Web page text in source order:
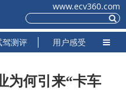
www.ecv360.com
驾测评 用户感受
为何引来“卡车